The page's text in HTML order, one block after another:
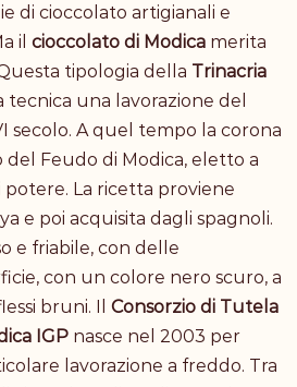
di cioccolato artigianali e
il cioccolato di Modica merita
tipologia della Trinacria
tecnica una lavorazione del
secolo. A quel tempo la corona
del Feudo di Modica, eletto a
La ricetta proviene
e poi acquisita dagli spagnoli.
e friabile, con delle
con un colore nero scuro, a
bruni. Il Consorzio di Tutela
IGP nasce nel 2003 per
lavorazione a freddo. Tra